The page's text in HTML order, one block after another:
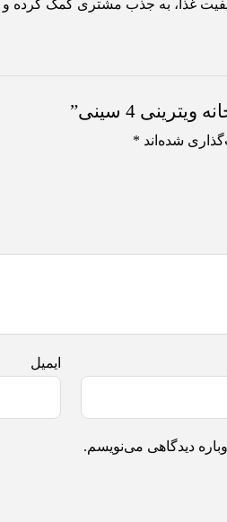
4 سینی”
شده‌اند *
ایمیل
دیدگاهی می‌نویسم.